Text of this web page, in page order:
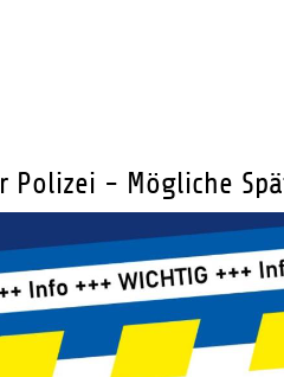
Polizei - Mögliche